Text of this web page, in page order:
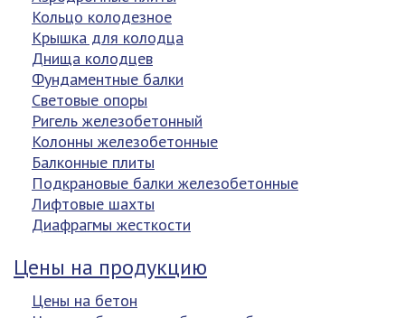
Кольцо колодезное
Крышка для колодца
Днища колодцев
Фундаментные балки
Световые опоры
Ригель железобетонный
Колонны железобетонные
Балконные плиты
Подкрановые балки железобетонные
Лифтовые шахты
Диафрагмы жесткости
Цены на продукцию
Цены на бетон